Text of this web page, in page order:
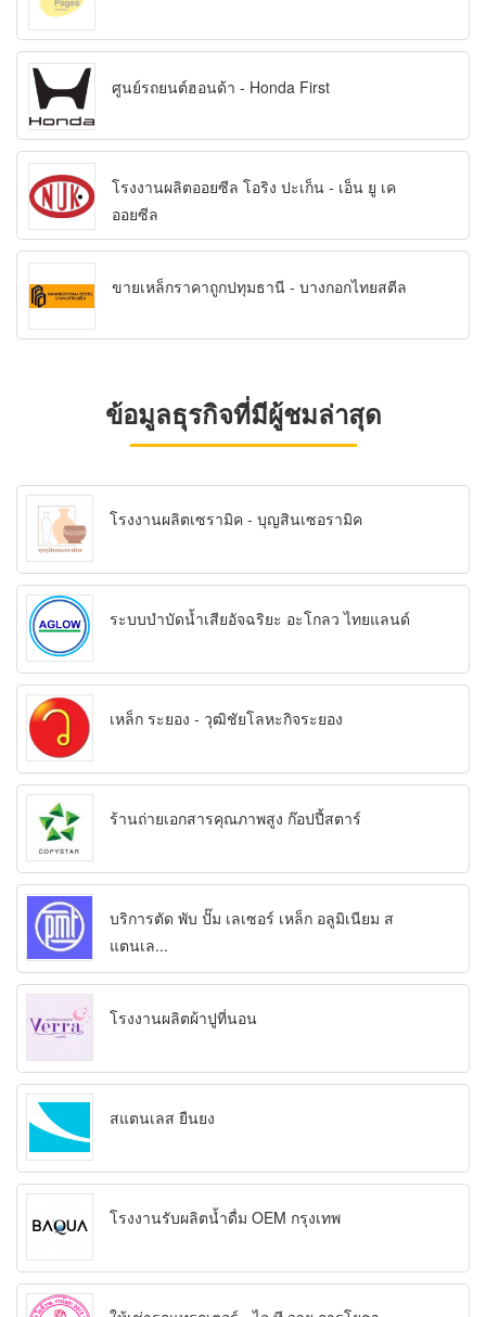
ศูนย์รถยนต์ฮอนด้า - Honda First
โรงงานผลิตออยซีล โอริง ปะเก็น - เอ็น ยู เค
ออยซีล
ขายเหล็กราคาถูกปทุมธานี - บางกอกไทยสตีล
ข้อมูลธุรกิจที่มีผู้ชมล่าสุด
โรงงานผลิตเซรามิค - บุญสินเซอรามิค
ระบบบำบัดน้ำเสียอัจฉริยะ อะโกลว ไทยแลนด์
เหล็ก ระยอง - วุฒิชัยโลหะกิจระยอง
ร้านถ่ายเอกสารคุณภาพสูง ก๊อปปี้สตาร์
บริการตัด พับ ปั๊ม เลเซอร์ เหล็ก อลูมิเนียม ส
แตนเล...
โรงงานผลิตผ้าปูที่นอน
สแตนเลส ยืนยง
โรงงานรับผลิตน้ำดื่ม OEM กรุงเทพ